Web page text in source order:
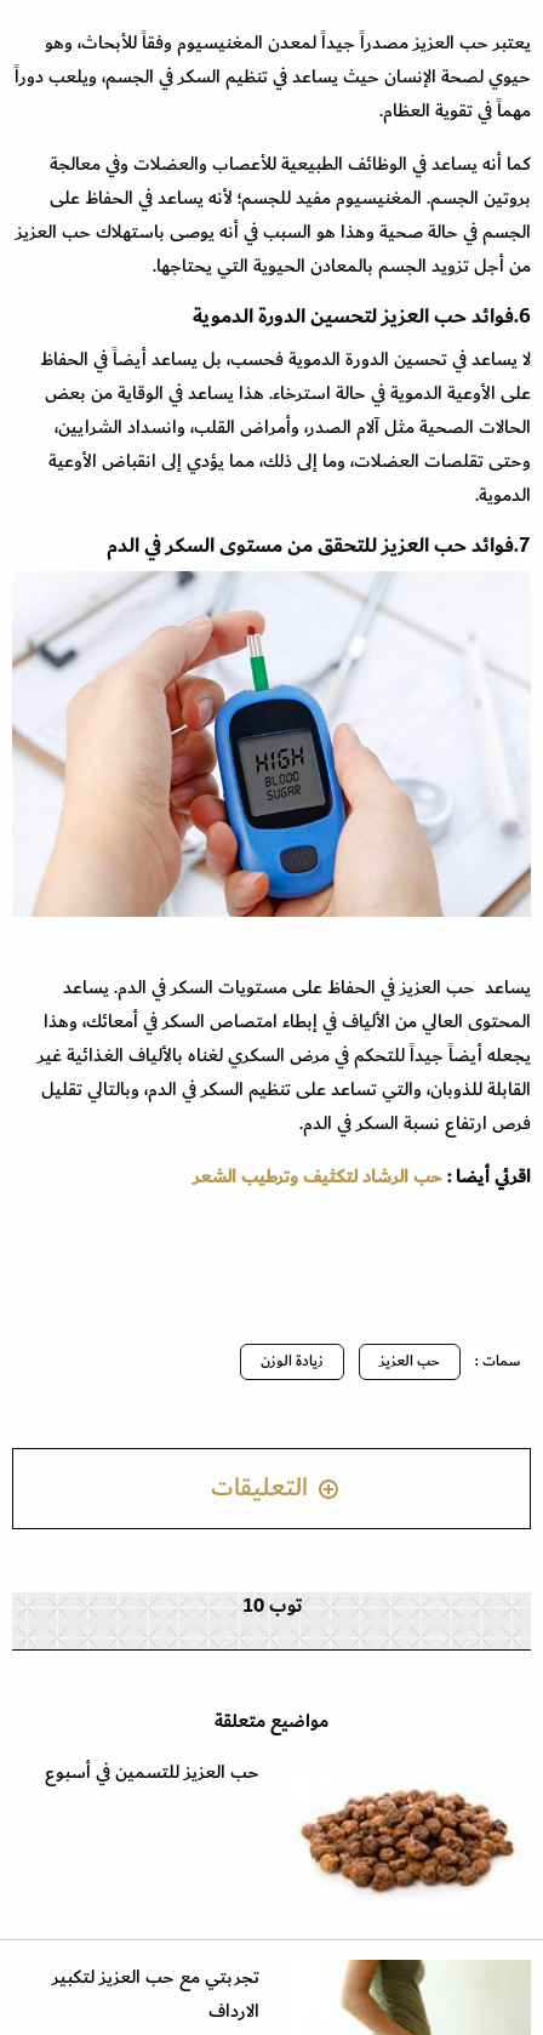
يعتبر حب العزيز مصدراً جيداً لمعدن المغنيسيوم وفقاً للأبحاث، وهو
حيوي لصحة الإنسان حيث يساعد في تنظيم السكر في الجسم، ويلعب دوراً
مهماً في تقوية العظام.
كما أنه يساعد في الوظائف الطبيعية للأعصاب والعضلات وفي معالجة
بروتين الجسم. المغنيسيوم مفيد للجسم؛ لأنه يساعد في الحفاظ على
الجسم في حالة صحية وهذا هو السبب في أنه يوصى باستهلاك حب العزيز
من أجل تزويد الجسم بالمعادن الحيوية التي يحتاجها.
6.فوائد حب العزيز لتحسين الدورة الدموية
لا يساعد في تحسين الدورة الدموية فحسب، بل يساعد أيضاً في الحفاظ
على الأوعية الدموية في حالة استرخاء. هذا يساعد في الوقاية من بعض
الحالات الصحية مثل آلام الصدر، وأمراض القلب، وانسداد الشرايين،
وحتى تقلصات العضلات، وما إلى ذلك، مما يؤدي إلى انقباض الأوعية
الدموية.
7.فوائد حب العزيز للتحقق من مستوى السكر في الدم
يساعد حب العزيز في الحفاظ على مستويات السكر في الدم. يساعد
المحتوى العالي من الألياف في إبطاء امتصاص السكر في أمعائك، وهذا
يجعله أيضاً جيداً للتحكم في مرض السكري لغناه بالألياف الغذائية غير
القابلة للذوبان، والتي تساعد على تنظيم السكر في الدم، وبالتالي تقليل
فرص ارتفاع نسبة السكر في الدم.
اقرئي أيضا :حب الرشاد لتكثيف وترطيب الشعر
سمات : حب العزيز زيادة الوزن
التعليقات
توب 10
مواضيع متعلقة
حب العزيز للتسمين في أسبوع
تجربتي مع حب العزيز لتكبير
الارداف